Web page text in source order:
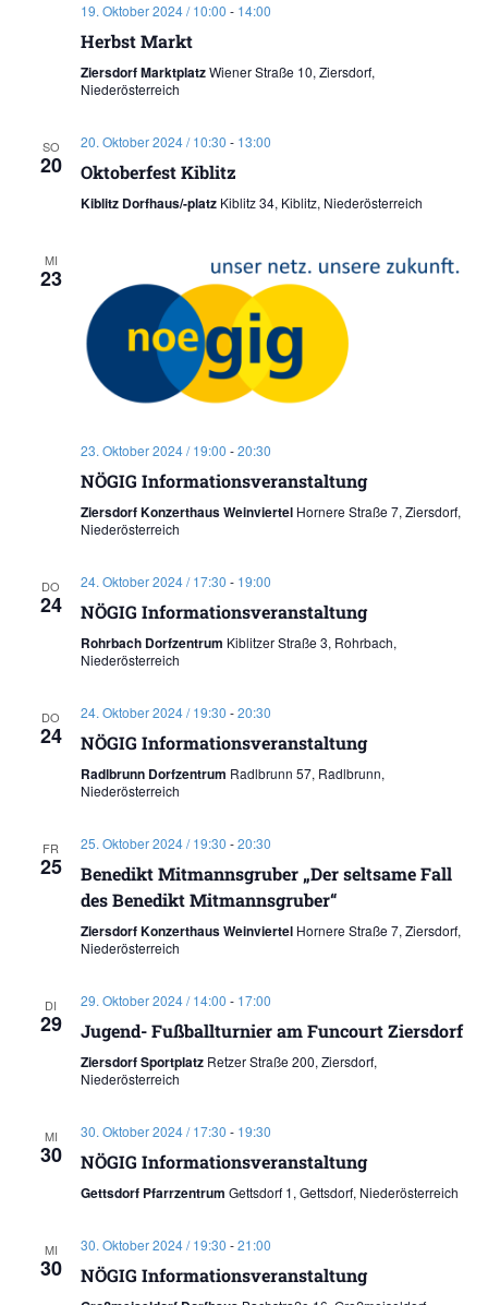
19. Oktober 2024 / 10:00 - 14:00
Herbst Markt
Ziersdorf MarktplatzWiener Straße 10, Ziersdorf,
Niederösterreich
SO
20
20. Oktober 2024 / 10:30 - 13:00
Oktoberfest Kiblitz
Kiblitz Dorfhaus/-platz Kiblitz 34, Kiblitz, Niederösterreich
MI
23
23. Oktober 2024 / 19:00 -20:30
NÖGIG Informationsveranstaltung
Ziersdorf Konzerthaus Weinviertel Hornere Straße 7, Ziersdorf,
Niederösterreich
DO
24
24. Oktober 2024 / 17:30 - 19:00
NÖGIG Informationsveranstaltung
Rohrbach Dorfzentrum Kiblitzer Straße 3, Rohrbach,
Niederösterreich
DO
24
24. Oktober 2024 / 19:30 -20:30
NÖGIG Informationsveranstaltung
Radlbrunn Dorfzentrum Radlbrunn 57, Radlbrunn,
Niederösterreich
FR
25
25. Oktober 2024 / 19:30 -20:30
Benedikt Mitmannsgruber „Der seltsame Fall
des Benedikt Mitmannsgruber“
Ziersdorf Konzerthaus Weinviertel Hornere Straße 7, Ziersdorf,
Niederösterreich
DI
29
29. Oktober 2024 / 14:00 - 17:00
Jugend- Fußballturnier am Funcourt Ziersdorf
Ziersdorf Sportplatz Retzer Straße 200, Ziersdorf,
Niederösterreich
MI
30
30. Oktober 2024 / 17:30 - 19:30
NÖGIG Informationsveranstaltung
Gettsdorf Pfarrzentrum Gettsdorf 1, Gettsdorf, Niederösterreich
MI
30
30. Oktober 2024 / 19:30 -21:00
NÖGIG Informationsveranstaltung